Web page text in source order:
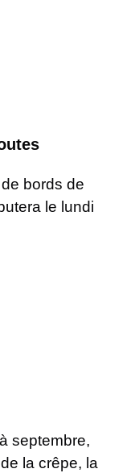
bords de
le lundi
septembre,
la crêpe, la